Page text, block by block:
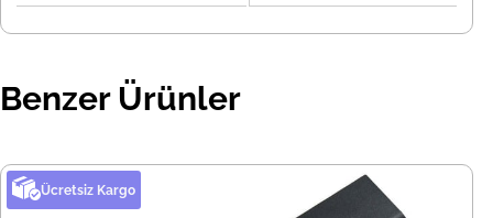
Benzer Ürünler
Ücretsiz Kargo